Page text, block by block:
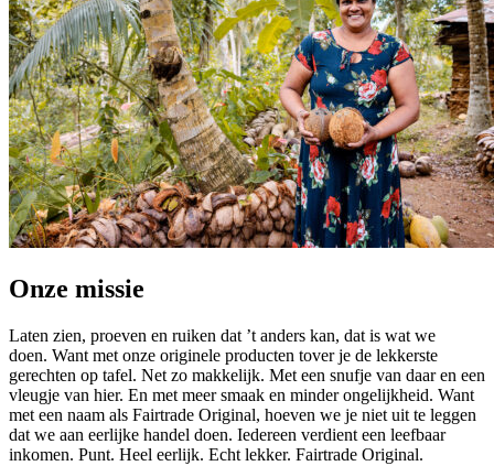
Onze missie
Laten zien, proeven en ruiken dat ’t anders kan, dat is wat we
doen. Want met onze originele producten tover je de lekkerste
gerechten op tafel. Net zo makkelijk. Met een snufje van daar en een
vleugje van hier. En met meer smaak en minder ongelijkheid. Want
met een naam als Fairtrade Original, hoeven we je niet uit te leggen
dat we aan eerlijke handel doen. Iedereen verdient een leefbaar
inkomen. Punt. Heel eerlijk. Echt lekker. Fairtrade Original.